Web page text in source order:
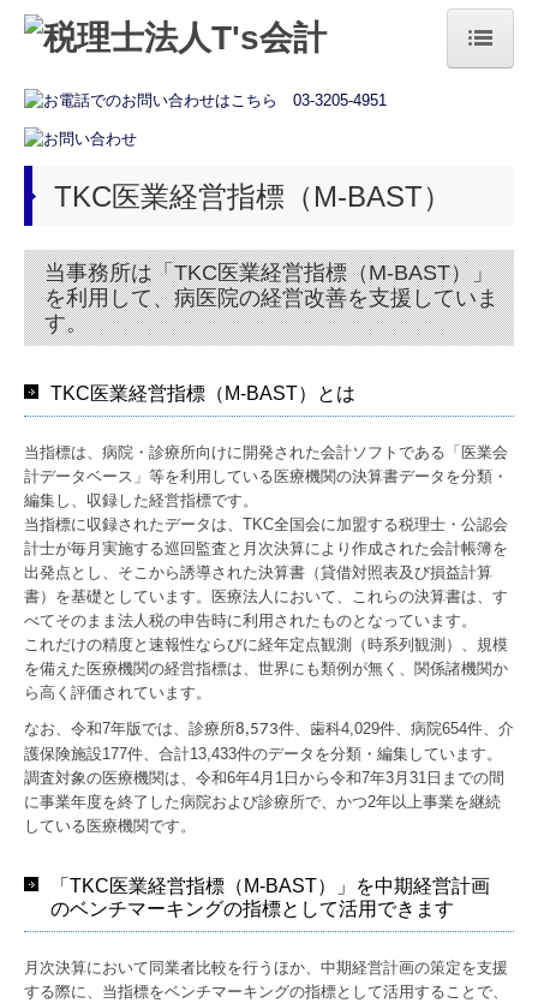
トップページ
法人の方
個人の方
お役立ち情報
税務カレンダー
補助金・助成金・融資情報
相続税額の早見表
国の共済制度活用コーナー
電帳法・インボイス最新情報
事務所概要・アクセス
ご挨拶
採用情報
先輩インタビュー
事務所通信
TKC医業経営指標（M-BAST）
当事務所は「TKC医業経営指標（M-BAST）」
を利用して、病医院の経営改善を支援していま
す。
TKC医業経営指標（M-BAST）とは
当指標は、病院・診療所向けに開発された会計ソフトである「医業会
計データベース」等を利用している医療機関の決算書データを分類・
編集し、収録した経営指標です。
当指標に収録されたデータは、TKC全国会に加盟する税理士・公認会
計士が毎月実施する巡回監査と月次決算により作成された会計帳簿を
出発点とし、そこから誘導された決算書（貸借対照表及び損益計算
書）を基礎としています。医療法人において、これらの決算書は、す
べてそのまま法人税の申告時に利用されたものとなっています。
これだけの精度と速報性ならびに経年定点観測（時系列観測）、規模
を備えた医療機関の経営指標は、世界にも類例が無く、関係諸機関か
ら高く評価されています。
なお、令和7年版では、診療所8,573件、歯科4,029件、病院654件、介
護保険施設177件、合計13,433件のデータを分類・編集しています。
調査対象の医療機関は、令和6年4月1日から令和7年3月31日までの間
に事業年度を終了した病院および診療所で、かつ2年以上事業を継続
している医療機関です。
「TKC医業経営指標（M-BAST）」を中期経営計画
のベンチマーキングの指標として活用できます
月次決算において同業者比較を行うほか、中期経営計画の策定を支援
する際に、当指標をベンチマーキングの指標として活用することで、